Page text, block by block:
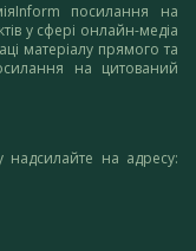
посилання на
у сфері онлайн-медіа
матеріалу прямого та
на цитований
надсилайте на адресу: